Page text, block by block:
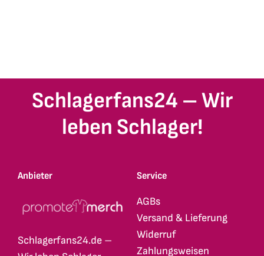
Schlagerfans24 – Wir
leben Schlager!
Anbieter
Schlagerfans24.de –
Service
AGBs
Versand & Lieferung
Widerruf
Zahlungsweisen